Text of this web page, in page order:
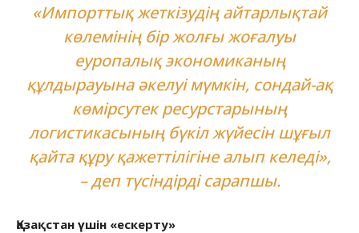
«Импорттық жеткізудің айтарлықтай
көлемінің бір жолғы жоғалуы
еуропалық экономиканың
құлдырауына әкелуі мүмкін, сондай-ақ
көмірсутек ресурстарының
логистикасының бүкіл жүйесін шұғыл
қайта құру қажеттілігіне алып келеді»,
– деп түсіндірді сарапшы.
Қазақстан үшін «ескерту»